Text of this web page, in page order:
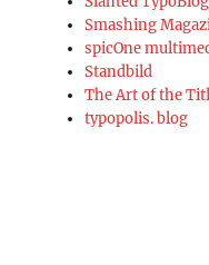
Smashing
spicOne
Standbild
The Art of the
typopolis. blog